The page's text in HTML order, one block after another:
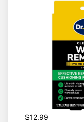
$12.99